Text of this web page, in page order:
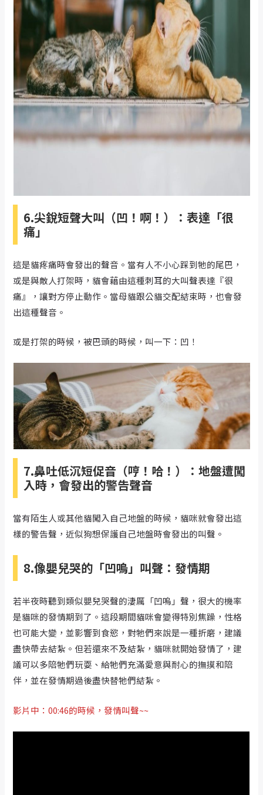
6.尖銳短聲大叫（凹！啊！）：表達「很
痛」
這是貓疼痛時會發出的聲音。當有人不小心踩到牠的尾巴，
或是與敵人打架時，貓會藉由這種刺耳的大叫聲表達『很
痛』，讓對方停止動作。當母貓跟公貓交配結束時，也會發
出這種聲音。
或是打架的時候，被巴頭的時候，叫一下：凹！
7.鼻吐低沉短促音（哼！哈！）：地盤遭闖
入時，會發出的警告聲音
當有陌生人或其他貓闖入自己地盤的時候，貓咪就會發出這
樣的警告聲，近似狗想保護自己地盤時會發出的叫聲。
8.像嬰兒哭的「凹嗚」叫聲：發情期
若半夜時聽到類似嬰兒哭聲的淒厲「凹嗚」聲，很大的機率
是貓咪的發情期到了。這段期間貓咪會變得特別焦躁，性格
也可能大變，並影響到食慾，對牠們來說是一種折磨，建議
盡快帶去結紮。但若還來不及結紮，貓咪就開始發情了，建
議可以多陪牠們玩耍、給牠們充滿愛意與耐心的撫摸和陪
伴，並在發情期過後盡快替牠們結紮。
影片中：00:46的時候，發情叫聲~~